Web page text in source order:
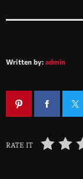
Written by: admin
RATE IT